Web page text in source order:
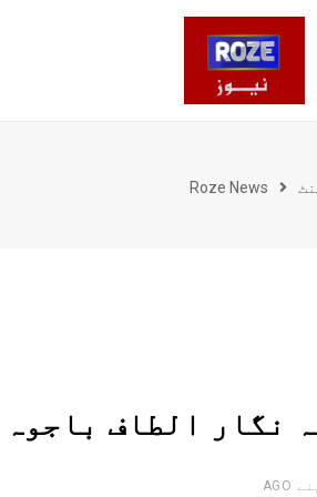
Roze News
نگار الطاف